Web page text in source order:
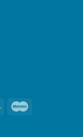
Klarna